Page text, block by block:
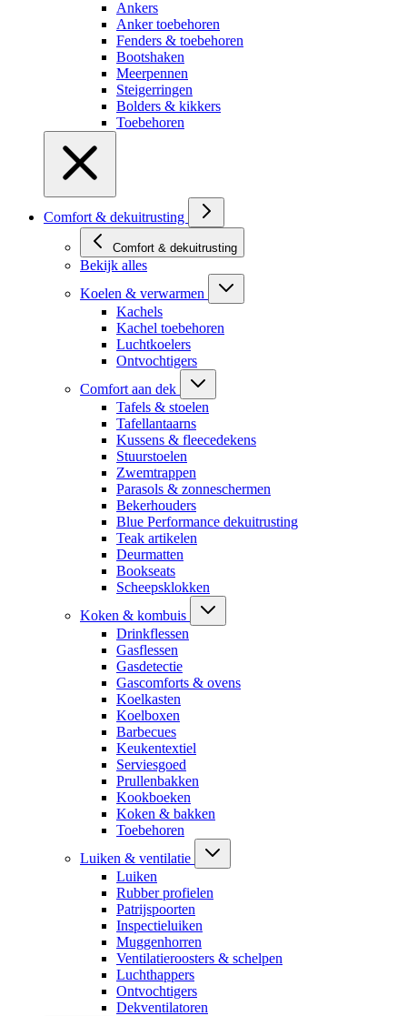
Ankers
Anker toebehoren
Fenders & toebehoren
Bootshaken
Meerpennen
Steigerringen
Bolders & kikkers
Toebehoren
Comfort & dekuitrusting
Comfort & dekuitrusting
Bekijk alles
Koelen & verwarmen
Kachels
Kachel toebehoren
Luchtkoelers
Ontvochtigers
Comfort aan dek
Tafels & stoelen
Tafellantaarns
Kussens & fleecedekens
Stuurstoelen
Zwemtrappen
Parasols & zonneschermen
Bekerhouders
Blue Performance dekuitrusting
Teak artikelen
Deurmatten
Bookseats
Scheepsklokken
Koken & kombuis
Drinkflessen
Gasflessen
Gasdetectie
Gascomforts & ovens
Koelkasten
Koelboxen
Barbecues
Keukentextiel
Serviesgoed
Prullenbakken
Kookboeken
Koken & bakken
Toebehoren
Luiken & ventilatie
Luiken
Rubber profielen
Patrijspoorten
Inspectieluiken
Muggenhorren
Ventilatieroosters & schelpen
Luchthappers
Ontvochtigers
Dekventilatoren